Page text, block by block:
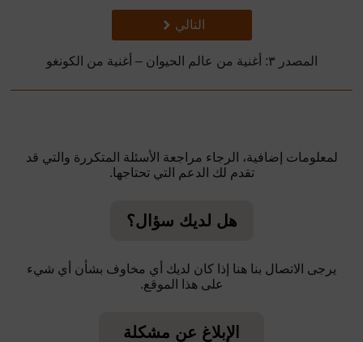
تالي
التالي
المصدر ٣: أغنية من عالم الحيوان – أغنية من الكونغو
لمعلومات إضافية، الرجاء مراجعة الأسئلة المتكررة والتي قد
تقدم لك الدعم التي تحتاجها.
هل لديك سؤال؟
يرجى الاتصال بنا هنا إذا كان لديك أي مخاوف بشأن أي شيء
على هذا الموقع.
الإبلاغ عن مشكلة